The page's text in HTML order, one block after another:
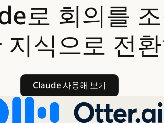
로 회의를
지식으로 전
Claude 사용해 보기
Claude 사용해 보기